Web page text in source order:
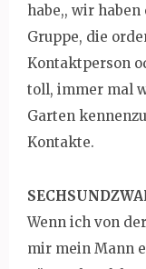
habe,, wir
Gruppe, die
Kontaktperson
toll, immer mal
Garten
Kontakte.
Wenn ich von
mir mein Mann